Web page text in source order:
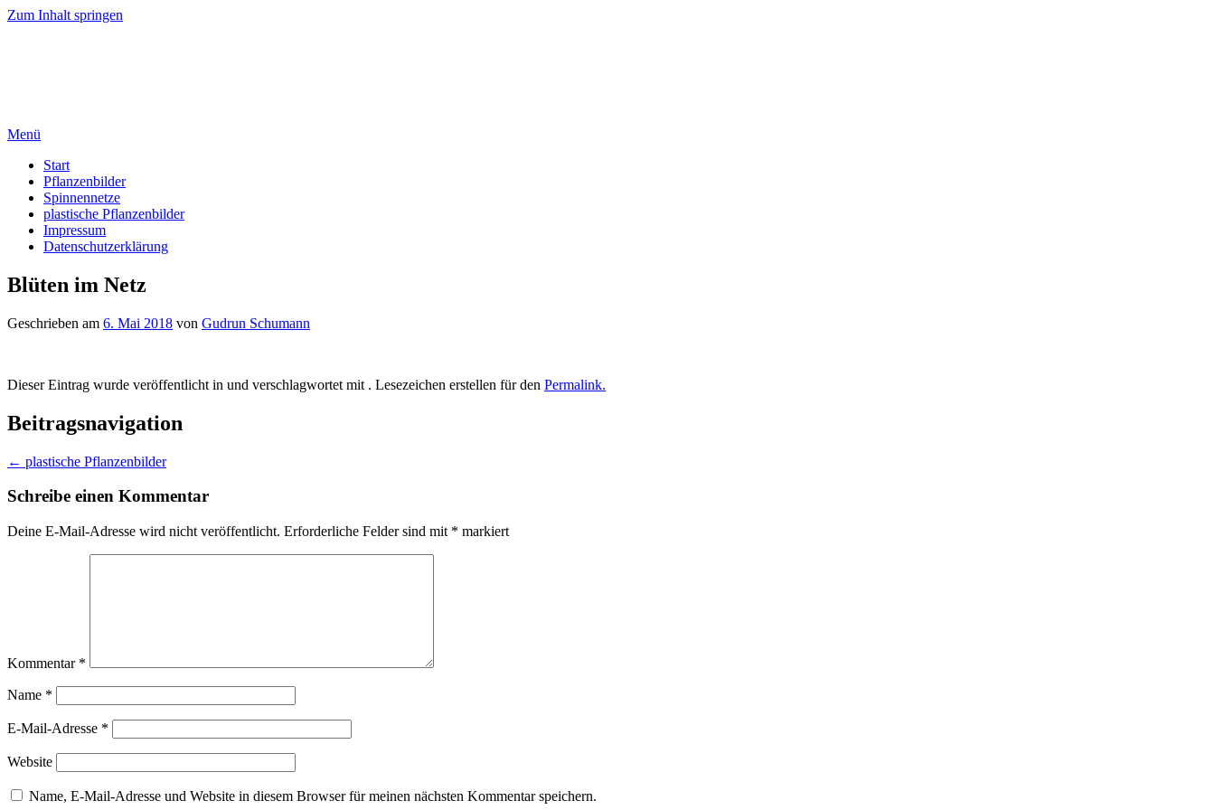
Zum Inhalt springen
Menü
Start
Pflanzenbilder
Spinnennetze
plastische Pflanzenbilder
Impressum
Datenschutzerklärung
Blüten im Netz
Geschrieben am 6. Mai 2018 von Gudrun Schumann
Dieser Eintrag wurde veröffentlicht in und verschlagwortet mit . Lesezeichen erstellen für den Permalink.
Beitragsnavigation
← plastische Pflanzenbilder
Schreibe einen Kommentar
Deine E-Mail-Adresse wird nicht veröffentlicht. Erforderliche Felder sind mit * markiert
Kommentar *
Name *
E-Mail-Adresse *
Website
Name, E-Mail-Adresse und Website in diesem Browser für meinen nächsten Kommentar speichern.